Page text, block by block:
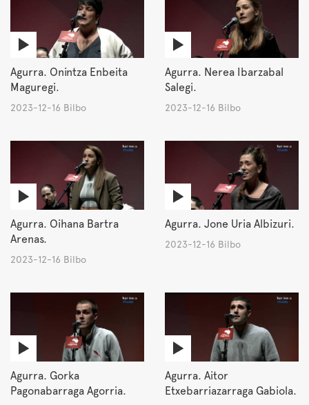
Agurra. Onintza Enbeita
Maguregi.
2023-12-16 Bilbo
Agurra. Nerea Ibarzabal
Salegi.
2023-12-16 Bilbo
Agurra. Oihana Bartra
Arenas.
2023-12-16 Bilbo
Agurra. Jone Uria Albizuri.
2023-12-16 Bilbo
Agurra. Gorka
Pagonabarraga Agorria.
Agurra. Aitor
Etxebarriazarraga Gabiola.